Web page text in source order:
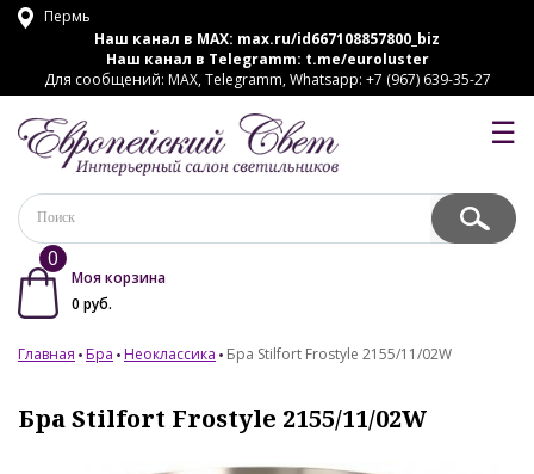
Пермь
Наш канал в MAX: max.ru/id667108857800_biz
Наш канал в Telegramm: t.me/euroluster
Для сообщений: MAX, Telegramm, Whatsapp: +7 (967) 639-35-27
☰
0
Моя корзина
0 руб.
Главная Бра Неоклассика Бра Stilfort Frostyle 2155/11/02W
Бра Stilfort Frostyle 2155/11/02W